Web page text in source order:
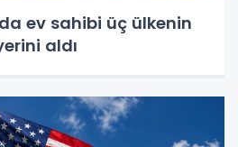
ev sahibi üç ülkenin
aldı